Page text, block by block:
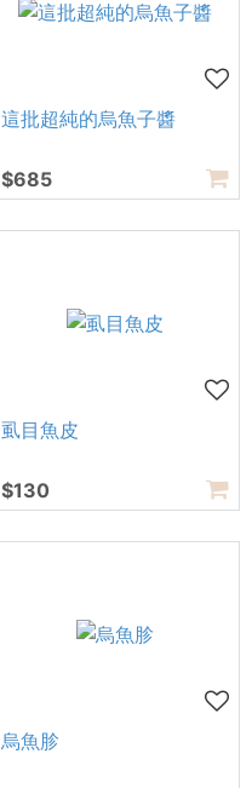
這批超純的烏魚子醬
$685
虱目魚皮
$130
烏魚胗